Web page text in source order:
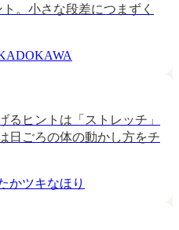
。小さな段差につまずく
るヒントは「ストレッチ」
日ごろの体の動かし方をチ
かツキなほり